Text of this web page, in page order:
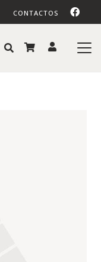
CONTACTOS